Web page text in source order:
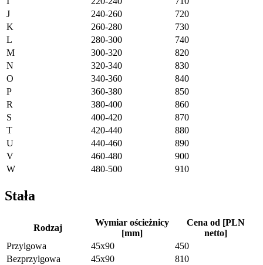
J
240-260
720
K
260-280
730
L
280-300
740
M
300-320
820
N
320-340
830
O
340-360
840
P
360-380
850
R
380-400
860
S
400-420
870
T
420-440
880
U
440-460
890
V
460-480
900
W
480-500 910
Stała
Rodzaj
Wymiar ościeżnicy
[mm]
Cena od [PLN
netto]
Przylgowa
45x90
450
Bezprzylgowa
45x90 810